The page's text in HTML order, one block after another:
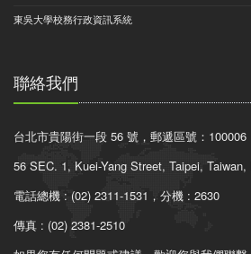
東吳大學校務行政資訊系統
聯絡我們
台北市貴陽街一段 56 號，郵遞區號：100006
56 SEC. 1, Kuei-Yang Street, Taipei, Taiwan,
電話總機 : (02) 2311-1531，分機 : 2630
傳真 : (02) 2381-2510